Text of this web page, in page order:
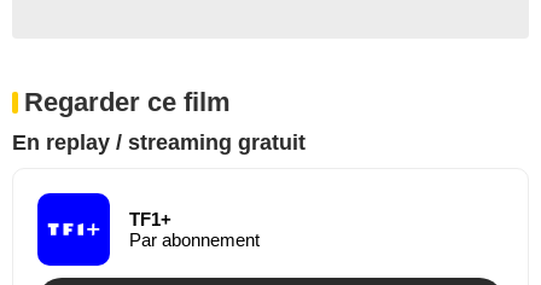
Regarder ce film
En replay / streaming gratuit
TF1+
Par abonnement